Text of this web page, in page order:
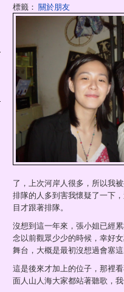
標籤： 關於朋友
了，上次河岸人很多，所以我
排隊的人多到害我懷疑了一下
目才跟著排隊。
沒想到這一年來，張小姐已經
念以前觀眾少少的時候，幸好
舞台，大概是最初沒想過會塞
這是後來才加上的位子，那裡
面人山人海大家都站著聽歌，我